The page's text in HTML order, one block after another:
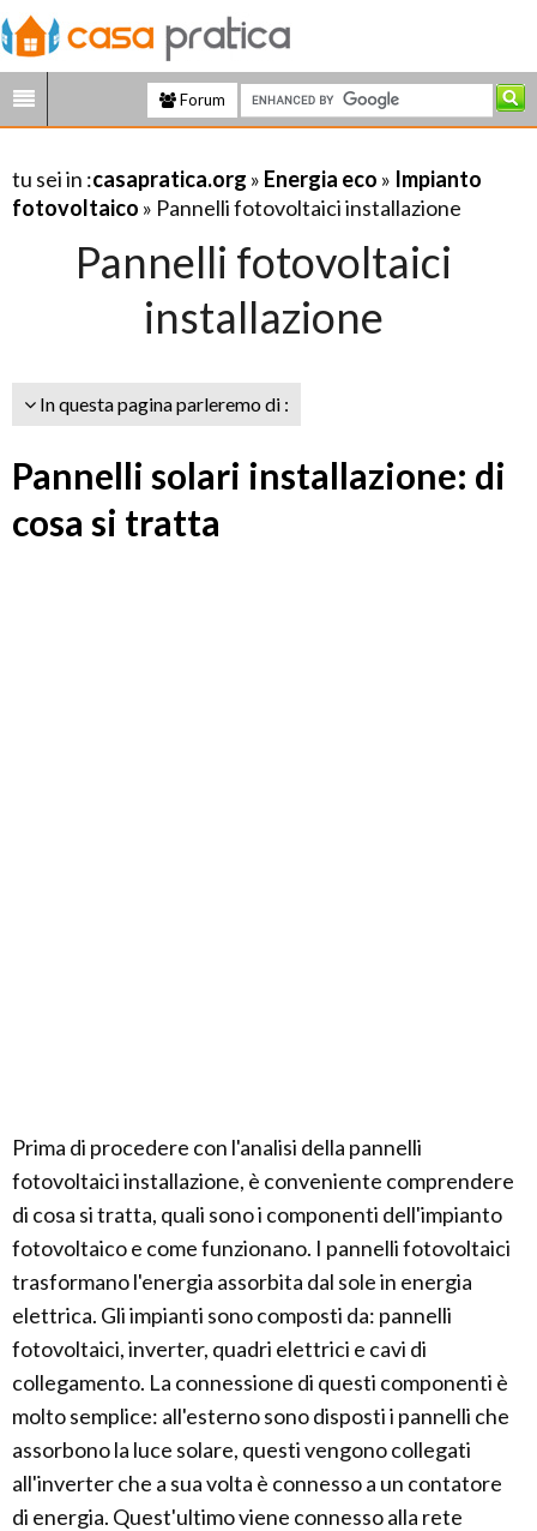
Forum
tu sei in :casapratica.org » Energia eco » Impianto
fotovoltaico » Pannelli fotovoltaici installazione
Pannelli fotovoltaici
installazione
In questa pagina parleremo di :
Pannelli solari installazione: di
cosa si tratta
Prima di procedere con l'analisi della pannelli
fotovoltaici installazione, è conveniente comprendere
di cosa si tratta, quali sono i componenti dell'impianto
fotovoltaico e come funzionano. I pannelli fotovoltaici
trasformano l'energia assorbita dal sole in energia
elettrica. Gli impianti sono composti da: pannelli
fotovoltaici, inverter, quadri elettrici e cavi di
collegamento. La connessione di questi componenti è
molto semplice: all'esterno sono disposti i pannelli che
assorbono la luce solare, questi vengono collegati
all'inverter che a sua volta è connesso a un contatore
di energia. Quest'ultimo viene connesso alla rete